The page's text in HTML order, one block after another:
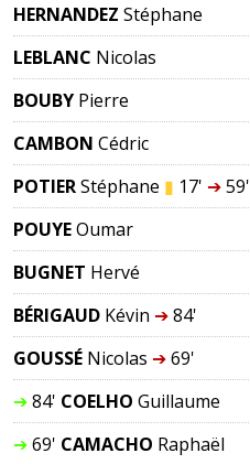
HERNANDEZ Stéphane
LEBLANC Nicolas
BOUBY Pierre
CAMBON Cédric
POTIERStéphane ▮ 17' ➔59'
POUYEOumar
BUGNET Hervé
BÉRIGAUD Kévin ➔84'
GOUSSÉ Nicolas ➔69'
➔84' COELHO Guillaume
➔69' CAMACHO Raphaël